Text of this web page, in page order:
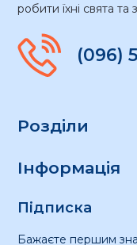
робити їхні свята та
(096)
Розділи
Інформація
Підписка
Бажаєте першим